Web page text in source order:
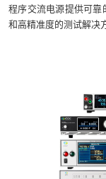
程序交流电源提供可靠
和高精准度的测试解决